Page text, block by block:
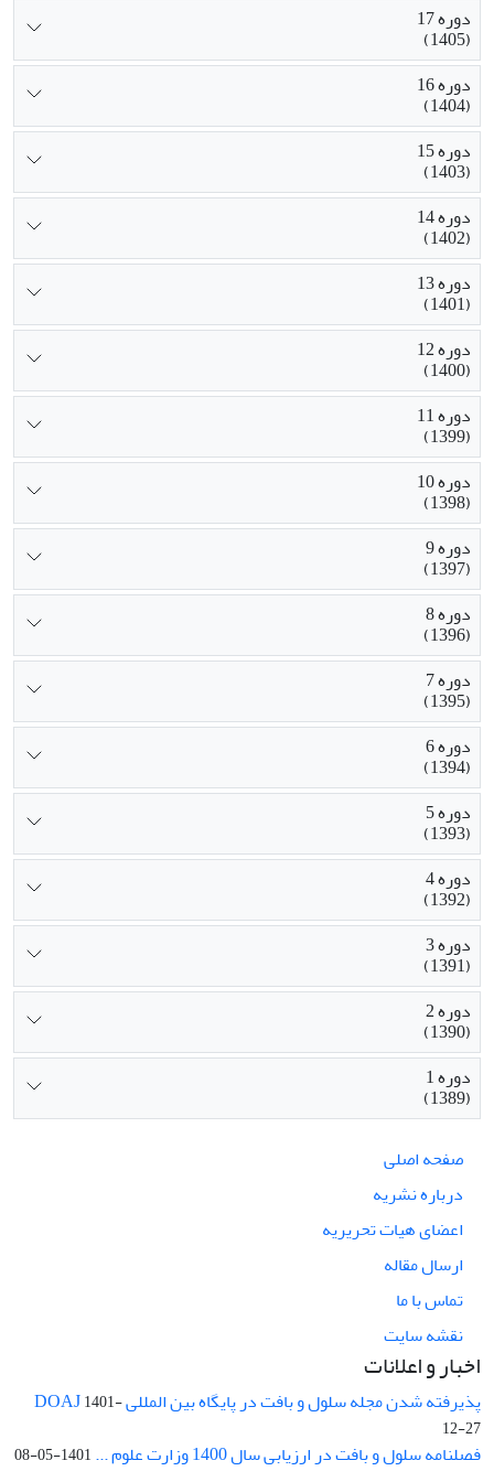
دوره 17
(1405)
دوره 16
(1404)
دوره 15
(1403)
دوره 14
(1402)
دوره 13
(1401)
دوره 12
(1400)
دوره 11
(1399)
دوره 10
(1398)
دوره 9
(1397)
دوره 8
(1396)
دوره 7
(1395)
دوره 6
(1394)
دوره 5
(1393)
دوره 4
(1392)
دوره 3
(1391)
دوره 2
(1390)
دوره 1
(1389)
صفحه اصلی
درباره نشریه
اعضای هیات تحریریه
ارسال مقاله
تماس با ما
نقشه سایت
اخبار و اعلانات
پذیرفته شدن مجله سلول و بافت در پایگاه بین المللی DOAJ1401-
12-27
فصلنامه سلول و بافت در ارزیابی سال 1400 وزارت علوم ... 1401-05-08